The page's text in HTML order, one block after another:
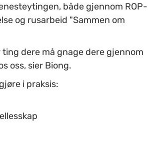
både gjennom ROP-
og rusarbeid "Sammen om
dere må gnage dere gjennom
oss, sier Biong.
i praksis: